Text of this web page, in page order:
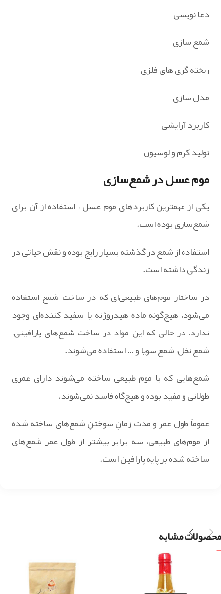
دعا نویسی
شمع سازی
ریخته گری های فلزی
مدل سازی
کاربرد آرایشی
تولید کرم و لوسیون
موم عسل در شمع‌سازی
یکی از مهمترین کاربردهای موم عسل ، استفاده از آن برای
شمع‌سازی بوده است.
استفاده از شمع در گذشته بسیار رایج بوده و نقش حیاتی در
زندگی داشته است.
در ساختار موم‌های طبیعی‌ای که در ساخت شمع استفاده
می‌شود، هیچ‌گونه ماده هیدروژنه یا سفید کننده‌ای وجود
ندارد، در حالی که این مواد در ساخت شمع‌های پارافینی،
شمع نخل، شمع سویا و … استفاده می‌شوند.
شمع‌هایی که با موم طبیعی ساخته می‌شوند دارای عمری
طولانی و مفید بوده و هیچ‌گاه فاسد نمی‌شوند.
عموماً طول عمر و مدت زمانِ سوختنِ شمع‌های ساخته شده
از موم‌های طبیعی، سه برابر بیشتر از طول عمر شمع‌های
ساخته شده بر پایه پارافین است.
محصولات مشابه